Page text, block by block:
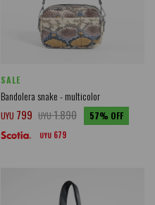
SALE
Bandolera snake - multicolor
UYU 799 UYU1.890 57
UYU 679